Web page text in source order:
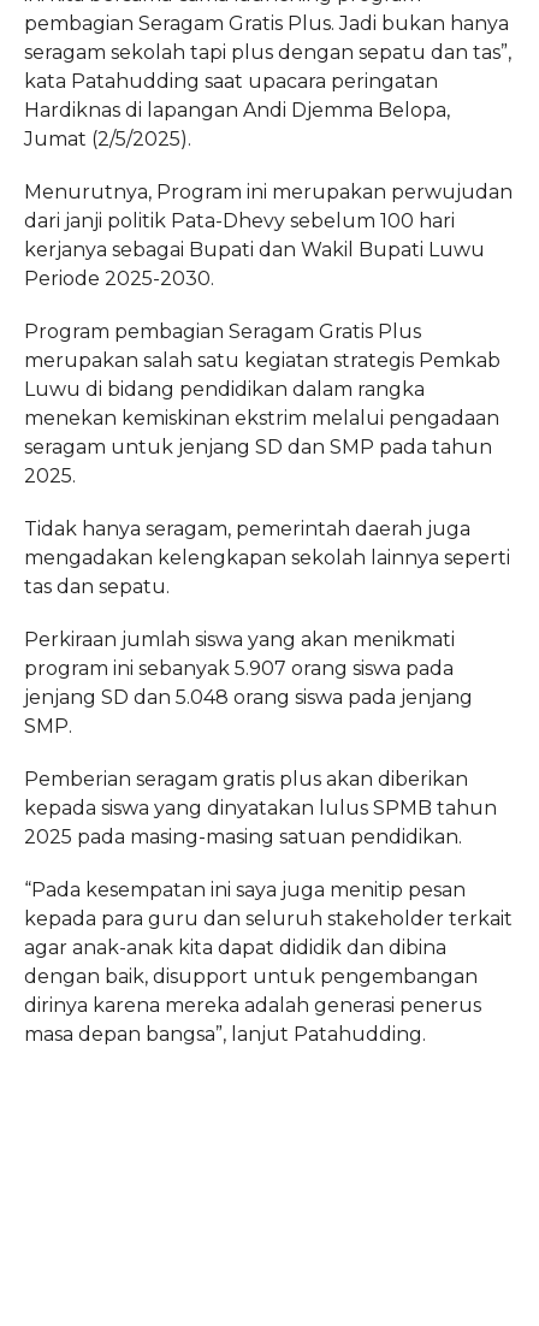
pembagian Seragam Gratis Plus. Jadi bukan hanya
seragam sekolah tapi plus dengan sepatu dan tas”,
kata Patahudding saat upacara peringatan
Hardiknas di lapangan Andi Djemma Belopa,
Jumat (2/5/2025).
Menurutnya, Program ini merupakan perwujudan
dari janji politik Pata-Dhevy sebelum 100 hari
kerjanya sebagai Bupati dan Wakil Bupati Luwu
Periode 2025-2030.
Program pembagian Seragam Gratis Plus
merupakan salah satu kegiatan strategis Pemkab
Luwu di bidang pendidikan dalam rangka
menekan kemiskinan ekstrim melalui pengadaan
seragam untuk jenjang SD dan SMP pada tahun
2025.
Tidak hanya seragam, pemerintah daerah juga
mengadakan kelengkapan sekolah lainnya seperti
tas dan sepatu.
Perkiraan jumlah siswa yang akan menikmati
program ini sebanyak 5.907 orang siswa pada
jenjang SD dan 5.048 orang siswa pada jenjang
SMP.
Pemberian seragam gratis plus akan diberikan
kepada siswa yang dinyatakan lulus SPMB tahun
2025 pada masing-masing satuan pendidikan.
“Pada kesempatan ini saya juga menitip pesan
kepada para guru dan seluruh stakeholder terkait
agar anak-anak kita dapat dididik dan dibina
dengan baik, disupport untuk pengembangan
dirinya karena mereka adalah generasi penerus
masa depan bangsa”, lanjut Patahudding.